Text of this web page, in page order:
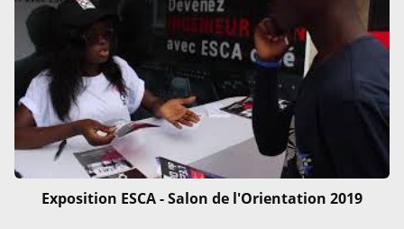
Exposition ESCA - Salon de l'Orientation 2019